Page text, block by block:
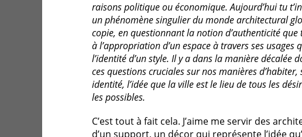
raisons politique ou économique. Aujourd’hui tu
un phénomène singulier du monde architectural
copie, en questionnant la notion d’authenticité que
à l’appropriation d’un espace à travers ses usages
l’identité d’un style. Il y a dans la manière décalée
ces questions cruciales sur nos manières
identité, l’idée que la ville est le lieu de tous les
les possibles.
C’est tout à fait cela. J’aime me servir des
d’un support, un décor qui représente l’idée